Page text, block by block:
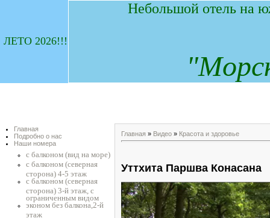
ЛЕТО 2026!!!
Небольшой отель на
"М
Главная
Подробно о нас
Наши номера
с балконом (вид на море)
с балконом (северная
сторона) 4-5 этаж
с балконом (северная
сторона) 3-й этаж, с
ограниченным видом
эконом без балкона,2-й
этаж
Главная » Видео » Красота и здоровье
Уттхита Паршва Конасана